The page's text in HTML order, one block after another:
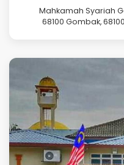
Mahkamah Syariah
68100 Gombak,